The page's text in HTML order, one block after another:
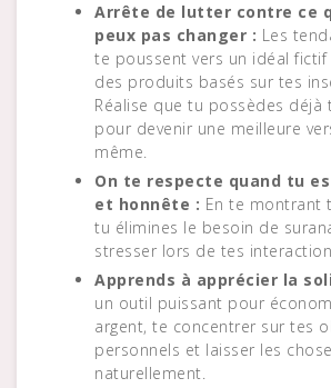
Arrête de lutter contre ce
peux pas changer : Les
te poussent vers un idéal
des produits basés sur tes
Réalise que tu possèdes déjà
pour devenir une meilleure
même.
On te respecte quand tu
et honnête : En te montrant
tu élimines le besoin de
stresser lors de tes
Apprends à apprécier la
un outil puissant pour
argent, te concentrer sur tes
personnels et laisser les
naturellement.